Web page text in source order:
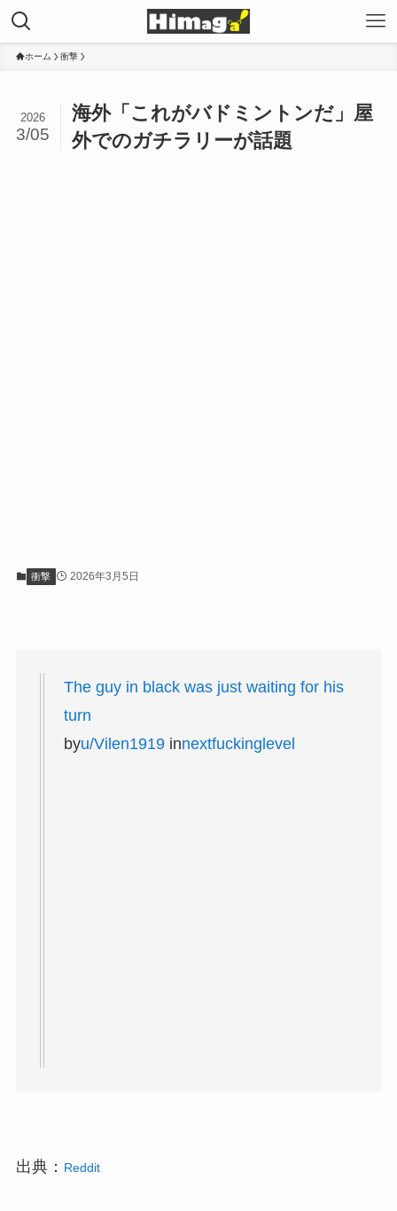
ホーム 衝撃
海外「これがバドミントンだ」屋
外でのガチラリーが話題
2026
3/05
衝撃 2026年3月5日
The guy in black was just waiting for his
turn
byu/Vilen1919innextfuckinglevel
出典： Reddit